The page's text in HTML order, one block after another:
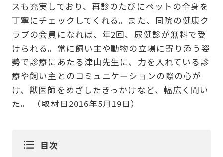
スも充実しており、再診のたびにペットの全身を
丁寧にチェックしてくれる。また、同院の健康ク
ラブの会員になれば、年2回、尿健診が無料で受
けられる。常に飼い主や動物の立場に寄り添う姿
勢で診療にあたる津山先生に、力を入れている診
療や飼い主とのコミュニケーションの際の心が
け、獣医師をめざしたきっかけなど、幅広く聞い
た。 （取材日2016年5月19日）
目次